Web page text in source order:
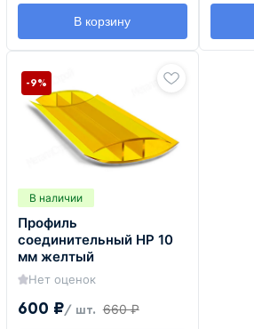
В корзину
В наличии
Профиль
соединительный HP 10
мм желтый
Нет оценок
600 ₽/ шт. 660 ₽
-9%